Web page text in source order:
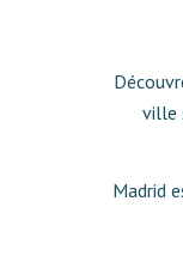
ville
Madrid